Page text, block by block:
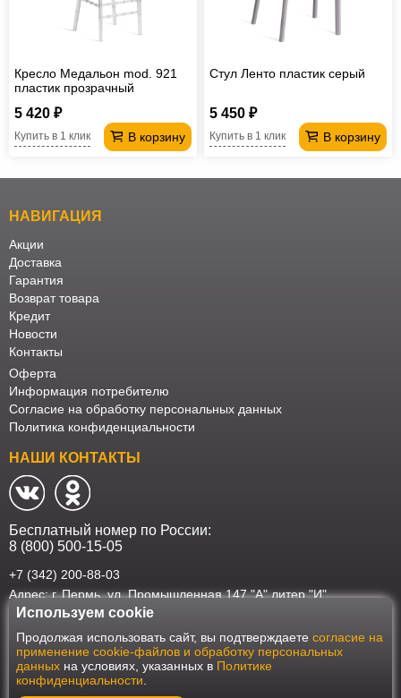
Кресло Медальон mod. 921
пластик прозрачный
5 420 ₽
В корзину
Купить в 1 клик
Стул Ленто пластик серый
5 450 ₽
В корзину
Купить в 1 клик
НАВИГАЦИЯ
Акции
Доставка
Гарантия
Возврат товара
Кредит
Новости
Контакты
Оферта
Информация потребителю
Согласие на обработку персональных данных
Политика конфиденциальности
НАШИ КОНТАКТЫ
Бесплатный номер по России:
8 (800) 500-15-05
+7 (342) 200-88-03
Адрес: г. Пермь, ул. Промышленная 147 "А" литер "И"
Наш интернет-магазин работает в соответствии с требованиями
Федерального закона от 27 июля 2006 года №152-ФЗ "О персональных
данных". Оформить заказ на сайте Мебеласка возможно только при
наличии согласия на обработку Ваших персональных данных. Для
улучшения работы сайта и его взаимодействия с пользователями мы
используем файлы cookie. Продолжая пользоваться сайтом, вы
Используем cookie
Продолжая использовать сайт, вы подтверждаете согласие на
применение cookie-файлов и обработку персональных
данных на условиях, указанных в Политике
конфиденциальности